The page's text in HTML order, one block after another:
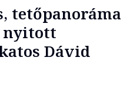
tetőpanoráma
nyitott
Dávid